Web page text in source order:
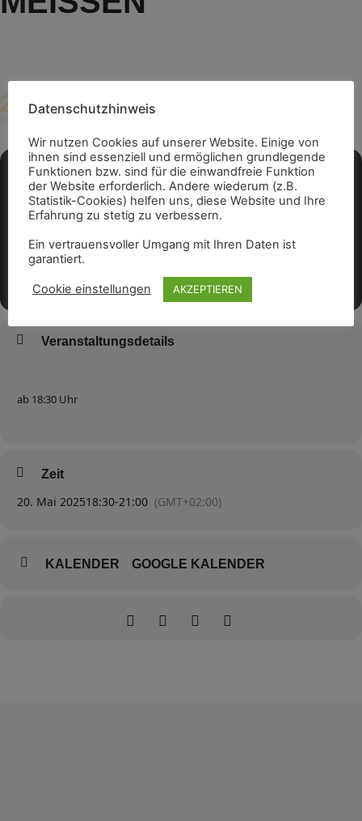
20
MAI
Veranstaltungsdetails
ab 18:30 Uhr
Zeit
20. Mai 202518:30-21:00 (GMT+02:00)
KALENDER GOOGLE KALENDER
Datenschutzhinweis
Wir nutzen Cookies auf unserer Website. Einige von
ihnen sind essenziell und ermöglichen grundlegende
Funktionen bzw. sind für die einwandfreie Funktion
der Website erforderlich. Andere wiederum (z.B.
Statistik-Cookies) helfen uns, diese Website und Ihre
Erfahrung zu stetig zu verbessern.
Ein vertrauensvoller Umgang mit Ihren Daten ist
garantiert.
Cookie einstellungen AKZEPTIEREN